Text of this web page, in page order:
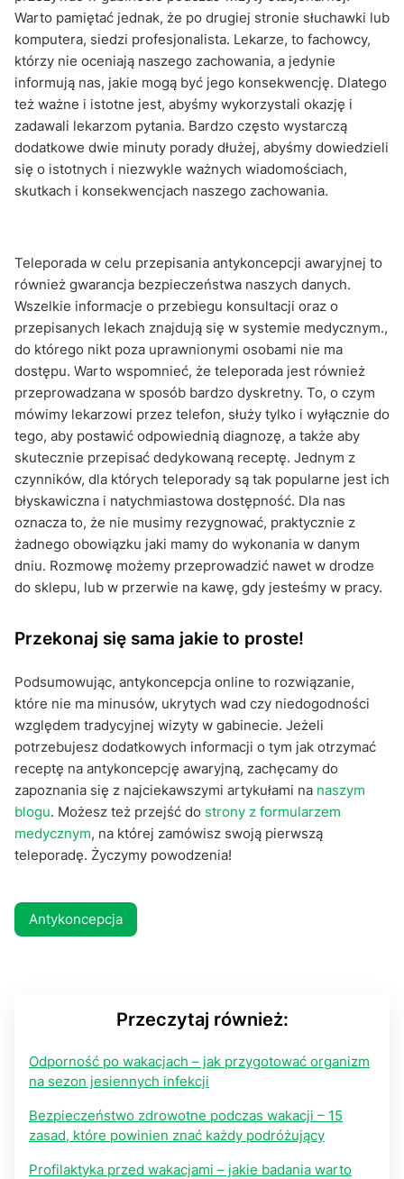
Warto pamiętać jednak, że po drugiej stronie słuchawki lub
komputera, siedzi profesjonalista. Lekarze, to fachowcy,
którzy nie oceniają naszego zachowania, a jedynie
informują nas, jakie mogą być jego konsekwencję. Dlatego
też ważne i istotne jest, abyśmy wykorzystali okazję i
zadawali lekarzom pytania. Bardzo często wystarczą
dodatkowe dwie minuty porady dłużej, abyśmy dowiedzieli
się o istotnych i niezwykle ważnych wiadomościach,
skutkach i konsekwencjach naszego zachowania.
Teleporada w celu przepisania antykoncepcji awaryjnej to
również gwarancja bezpieczeństwa naszych danych.
Wszelkie informacje o przebiegu konsultacji oraz o
przepisanych lekach znajdują się w systemie medycznym.,
do którego nikt poza uprawnionymi osobami nie ma
dostępu. Warto wspomnieć, że teleporada jest również
przeprowadzana w sposób bardzo dyskretny. To, o czym
mówimy lekarzowi przez telefon, służy tylko i wyłącznie do
tego, aby postawić odpowiednią diagnozę, a także aby
skutecznie przepisać dedykowaną receptę. Jednym z
czynników, dla których teleporady są tak popularne jest ich
błyskawiczna i natychmiastowa dostępność. Dla nas
oznacza to, że nie musimy rezygnować, praktycznie z
żadnego obowiązku jaki mamy do wykonania w danym
dniu. Rozmowę możemy przeprowadzić nawet w drodze
do sklepu, lub w przerwie na kawę, gdy jesteśmy w pracy.
Przekonaj się sama jakie to proste!
Podsumowując, antykoncepcja online to rozwiązanie,
które nie ma minusów, ukrytych wad czy niedogodności
względem tradycyjnej wizyty w gabinecie. Jeżeli
potrzebujesz dodatkowych informacji o tym jak otrzymać
receptę na antykoncepcję awaryjną, zachęcamy do
zapoznania się z najciekawszymi artykułami na naszym
blogu. Możesz też przejść do strony z formularzem
medycznym, na której zamówisz swoją pierwszą
teleporadę. Życzymy powodzenia!
Antykoncepcja
Przeczytaj również:
Odporność po wakacjach – jak przygotować organizm
na sezon jesiennych infekcji
Bezpieczeństwo zdrowotne podczas wakacji – 15
zasad, które powinien znać każdy podróżujący
Profilaktyka przed wakacjami – jakie badania warto